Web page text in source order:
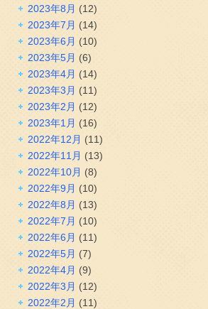
2023年8月 (12)
2023年7月 (14)
2023年6月 (10)
2023年5月 (6)
2023年4月 (14)
2023年3月 (11)
2023年2月 (12)
2023年1月 (16)
2022年12月 (11)
2022年11月 (13)
2022年10月 (8)
2022年9月 (10)
2022年8月 (13)
2022年7月 (10)
2022年6月 (11)
2022年5月 (7)
2022年4月 (9)
2022年3月 (12)
2022年2月 (11)